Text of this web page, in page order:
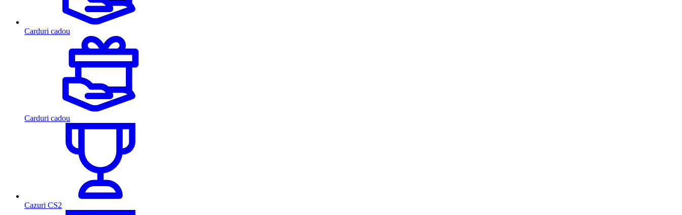
Carduri cadou
Carduri cadou
Cazuri CS2